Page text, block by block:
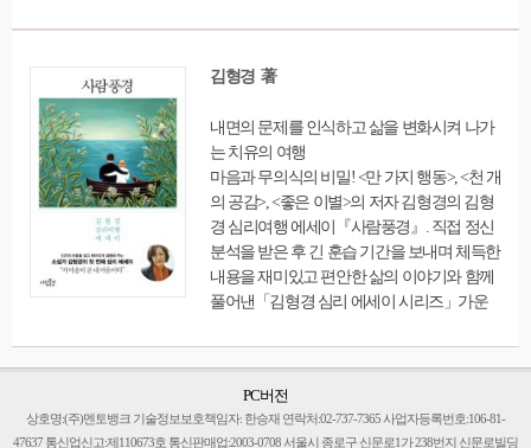
길로 안내한다
해왔던 저자는 이별로 절망하는 우리에게 이
정과 행동의 모든 층위를 세밀하게 그려내 보
천적인 방법을 제안하고 있다. 이 책은 총 4장
으로 구성되어있다. 제1장은 이별을 말하지
않는 문화를 지적하며, 이별 후 우리가 겪는
감정과 애도 그리고 치유를 통해 성장하는 과
정에 대해 이야기한다. 제2장은 이별했지만
상대에 대한 마음을 정리하지 못해, 충격과 마
비, 부정 분노 등 돌아오지 못하는 마음에 대
해 공격적인 자세를 취하는 우리의 감정을 정
루고 있다. 마지막으로 제4장은 열정을 자신
김형경 著
내면의 문제를 인식하고 삶을 변화시켜 나가
는 치유의 여행
마음과 무의식의 비밀! <만 가지 행동>, <천 개
의 공감>, <좋은 이별>의 저자 김형경의 김형
경 심리여행 에세이『사람풍경』. 직접 정신
분석을 받은 후 긴 훈습 기간을 보내며 체득한
내용을 재미있고 편안한 삶의 이야기와 함께
풀어낸「김형경 심리 에세이 시리즈」가운
하는 질문에 대해 쉽고 재미있게 설명하고 있
존재하는 감정들을 이야기하고, 기본적인 감
정들을 다루는 방법을 소개한다. 또 성장 과정
PC버전
상호명:(주)멘토뱅크 기술정보보호책임자: 한승재 연락처:02-737-7365 사업자등록번호:106-81-
47637 통신업신고:제110673호 통신판매업:2003-0708 서울시 종로구 신문로1가 238번지 신문로빌딩